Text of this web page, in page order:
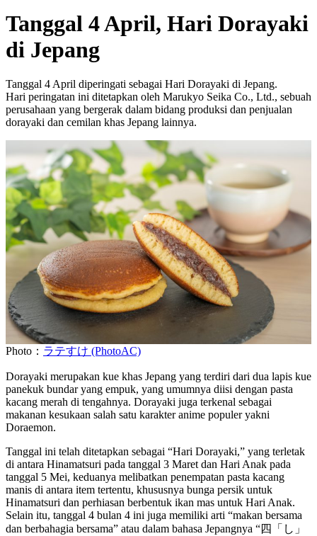
Tanggal 4 April, Hari Dorayaki
di Jepang
Tanggal 4 April diperingati sebagai Hari Dorayaki di Jepang.
Hari peringatan ini ditetapkan oleh Marukyo Seika Co., Ltd., sebuah
perusahaan yang bergerak dalam bidang produksi dan penjualan
dorayaki dan cemilan khas Jepang lainnya.
Photo： ラテすけ (PhotoAC)
Dorayaki merupakan kue khas Jepang yang terdiri dari dua lapis kue
panekuk bundar yang empuk, yang umumnya diisi dengan pasta
kacang merah di tengahnya. Dorayaki juga terkenal sebagai
makanan kesukaan salah satu karakter anime populer yakni
Doraemon.
Tanggal ini telah ditetapkan sebagai “Hari Dorayaki,” yang terletak
di antara Hinamatsuri pada tanggal 3 Maret dan Hari Anak pada
tanggal 5 Mei, keduanya melibatkan penempatan pasta kacang
manis di antara item tertentu, khususnya bunga persik untuk
Hinamatsuri dan perhiasan berbentuk ikan mas untuk Hari Anak.
Selain itu, tanggal 4 bulan 4 ini juga memiliki arti “makan bersama
dan berbahagia bersama” atau dalam bahasa Jepangnya “四「し」